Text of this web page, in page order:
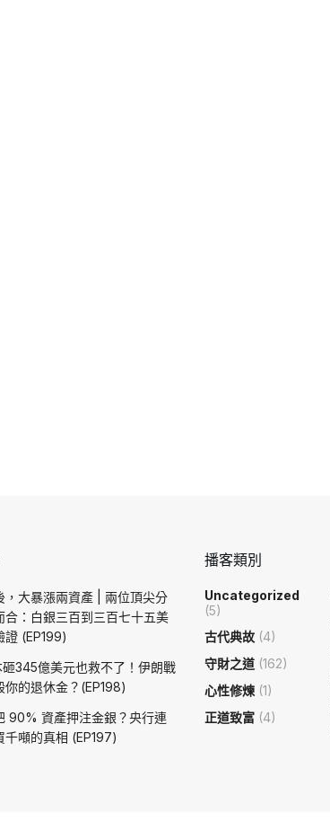
，大暴漲兩資產 | 兩位頂尖分
合：白銀三百到三百七十五美
證 (EP199)
345億美元也救不了！伊朗戰
你的退休金？(EP198)
90% 資產押注金銀？央行連
千噸的真相 (EP197)
播客類別
Uncategorized
(5)
古代典故 (4)
守財之道 (162)
心性修煉 (1)
正道致富 (4)